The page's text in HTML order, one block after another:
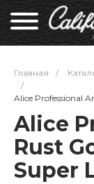
Главная /
/
Alice Professional
Alice
Rust
Super